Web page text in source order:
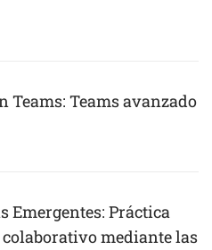
Teams: Teams avanzado
Emergentes: Práctica
mediante las